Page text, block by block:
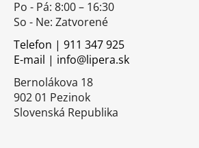
Po - Pá: 8:00 – 16:30
So - Ne: Zatvorené
Telefon | 911 347 925
E-mail | info@lipera.sk
Bernolákova 18
902 01 Pezinok
Slovenská Republika